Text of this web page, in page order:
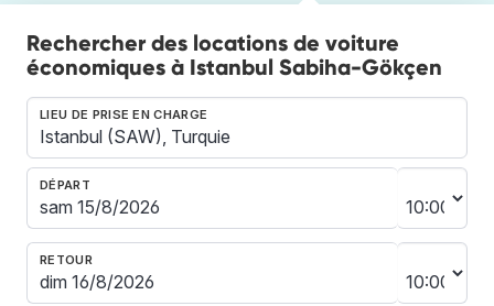
Rechercher des locations de voiture
économiques à Istanbul Sabiha-Gökçen
LIEU DE PRISE EN CHARGE
DÉPART
RETOUR